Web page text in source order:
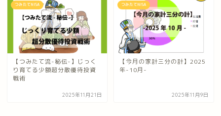
つみたてNISA
【つみたて流-秘伝-】じっく
り育てる少額超分散優待投資
戦術
2025年11月21日
つみたてNISA
【今月の家計三分の計】2025
年-10月-
2025年11月9日